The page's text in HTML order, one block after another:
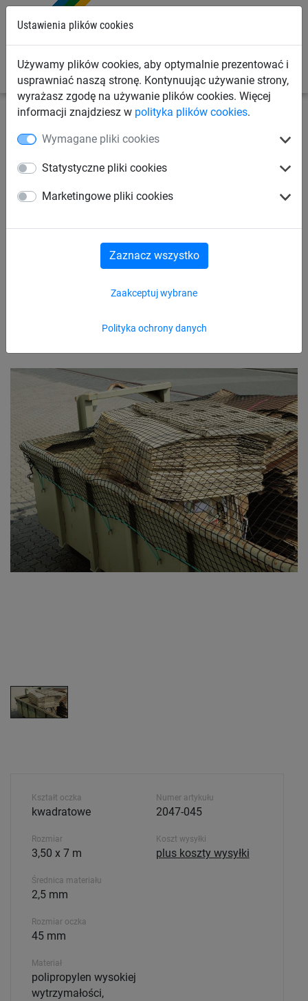
Ustawienia plików cookies
Używamy plików cookies, aby optymalnie prezentować i
usprawniać naszą stronę. Kontynuując używanie strony,
wyrażasz zgodę na używanie plików cookies. Więcej
informacji znajdziesz w polityka plików cookies.
Wymagane pliki cookies
Statystyczne pliki cookies
Marketingowe pliki cookies
Polityka ochrony danych
Zaakceptuj wybrane
Zaznacz wszystko
Siatki na kontenery
Siatka na kontenery
(ø 2,5 mm, oczko 45 mm, 3,50
x 7 m)
Kształt oczka
kwadratowe
Rozmiar
3,50 x 7 m
Średnica materiału
2,5 mm
Rozmiar oczka
45 mm
Materiał
polipropylen wysokiej
wytrzymałości,
Numer artykułu
2047-045
Koszt wysyłki
plus koszty wysyłki